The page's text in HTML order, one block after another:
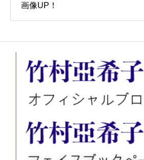
画像UP！